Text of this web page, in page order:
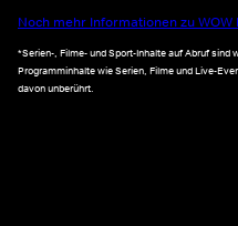
Noch mehr Informationen zu WOW
*Serien-, Filme- und Sport-Inhalte auf Abruf sind
Programminhalte wie Serien, Filme und Live-
davon unberührt.